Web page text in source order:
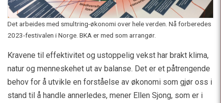
Det arbeides med smultring-økonomi over hele verden. Nå forberedes
2023-festivalen i Norge. BKA er med som arrangør.
Kravene til effektivitet og ustoppelig vekst har brakt klima,
natur og menneskehet ut av balanse. Det er et påtrengende
behov for å utvikle en forståelse av økonomi som gjør oss i
stand til å handle annerledes, mener Ellen Sjong, som er i